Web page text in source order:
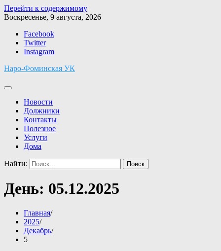
Перейти к содержимому
Воскресенье, 9 августа, 2026
Facebook
Twitter
Instagram
Наро-Фоминская УК
Новости
Должники
Контакты
Полезное
Услуги
Дома
Найти:
День: 05.12.2025
Главная
2025
Декабрь
5